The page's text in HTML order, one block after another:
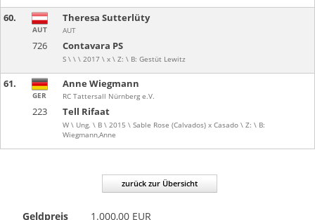
60.
726 Contavara PS
S \ \ \ 2017 \ x \ Z: \ B: Gestüt Lewitz
AUT
Theresa Sutterlüty
AUT
61.
223 Tell Rifaat
W \ Ung. \ B \ 2015 \ Sable Rose (Calvados) x Casado \ Z: \ B:
Wiegmann,Anne
GER
Anne Wiegmann
RC Tattersall Nürnberg e.V.
zurück zur Übersicht
Geldpreis
1.000,00 EUR